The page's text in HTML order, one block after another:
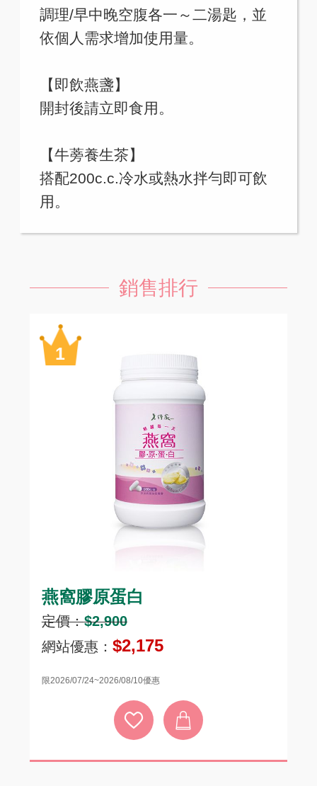
調理/早中晚空腹各一～二湯匙，並
依個人需求增加使用量。
【即飲燕盞】
開封後請立即食用。
【牛蒡養生茶】
搭配200c.c.冷水或熱水拌勻即可飲
用。
銷售排行
燕窩膠原蛋白
定價：$2,900
網站優惠： $2,175
限2026/07/24~2026/08/10優惠